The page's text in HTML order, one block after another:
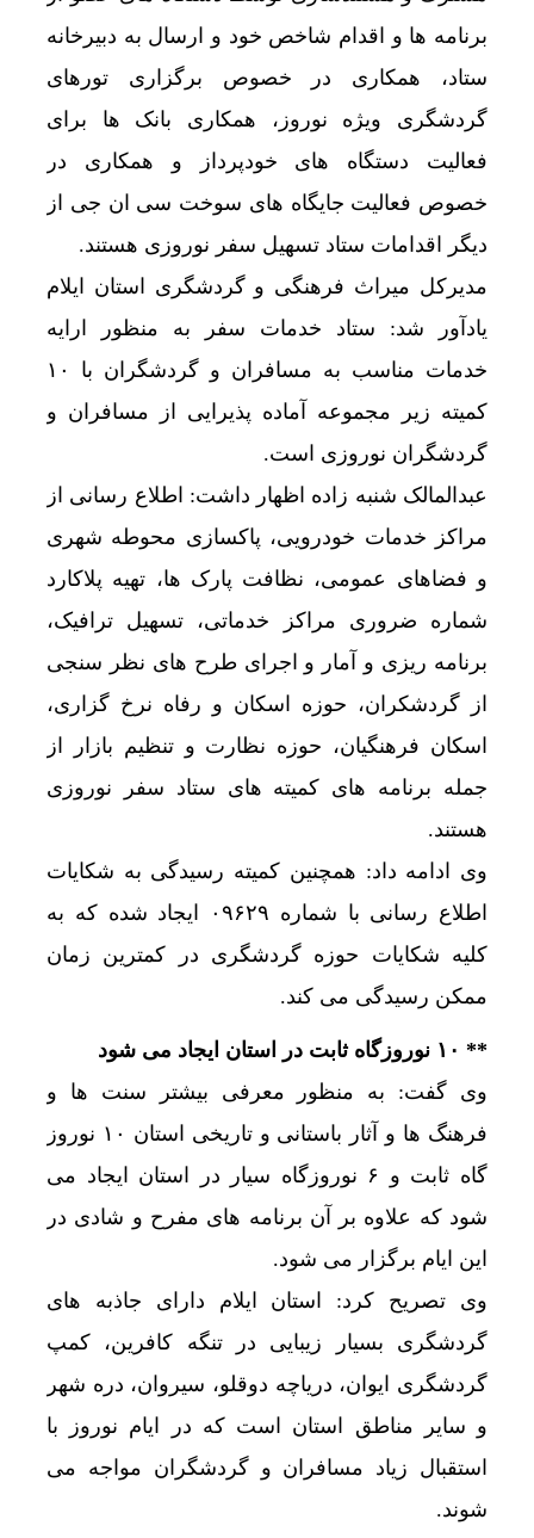
برنامه ها و اقدام شاخص خود و ارسال به دبیرخانه
ستاد، همکاری در خصوص برگزاری تورهای
گردشگری ویژه نوروز، همکاری بانک ها برای
فعالیت دستگاه های خودپرداز و همکاری در
خصوص فعالیت جایگاه های سوخت سی ان جی از
دیگر اقدامات ستاد تسهیل سفر نوروزی هستند.
مدیرکل میراث فرهنگی و گردشگری استان ایلام
یادآور شد: ستاد خدمات سفر به منظور ارایه
خدمات مناسب به مسافران و گردشگران با ۱۰
کمیته زیر مجموعه آماده پذیرایی از مسافران و
گردشگران نوروزی است.
عبدالمالک شنبه زاده اظهار داشت: اطلاع رسانی از
مراکز خدمات خودرویی، پاکسازی محوطه شهری
و فضاهای عمومی، نظافت پارک ها، تهیه پلاکارد
شماره ضروری مراکز خدماتی، تسهیل ترافیک،
برنامه ریزی و آمار و اجرای طرح های نظر سنجی
از گردشکران، حوزه اسکان و رفاه نرخ گزاری،
اسکان فرهنگیان، حوزه نظارت و تنظیم بازار از
جمله برنامه های کمیته های ستاد سفر نوروزی
هستند.
وی ادامه داد: همچنین کمیته رسیدگی به شکایات
اطلاع رسانی با شماره ۰۹۶۲۹ ایجاد شده که به
کلیه شکایات حوزه گردشگری در کمترین زمان
ممکن رسیدگی می کند.
** ۱۰ نوروزگاه ثابت در استان ایجاد می شود
وی گفت: به منظور معرفی بیشتر سنت ها و
فرهنگ ها و آثار باستانی و تاریخی استان ۱۰ نوروز
گاه ثابت و ۶ نوروزگاه سیار در استان ایجاد می
شود که علاوه بر آن برنامه های مفرح و شادی در
این ایام برگزار می شود.
وی تصریح کرد: استان ایلام دارای جاذبه های
گردشگری بسیار زیبایی در تنگه کافرین، کمپ
گردشگری ایوان، دریاچه دوقلو، سیروان، دره شهر
و سایر مناطق استان است که در ایام نوروز با
استقبال زیاد مسافران و گردشگران مواجه می
شوند.